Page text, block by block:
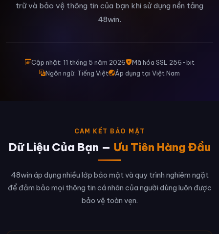
trữ và bảo vệ thông tin của bạn khi sử dụng nền tảng
48win.
Cập nhật: 11 tháng 5 năm 2026
Mã hóa SSL 256-bit
Ngôn ngữ: Tiếng Việt
Áp dụng tại Việt Nam
CAM KẾT BẢO MẬT
Dữ Liệu Của Bạn — Ưu Tiên Hàng Đầu
48win áp dụng nhiều lớp bảo mật và quy trình nghiêm ngặt
để đảm bảo mọi thông tin cá nhân của người dùng luôn được
bảo vệ toàn vẹn.